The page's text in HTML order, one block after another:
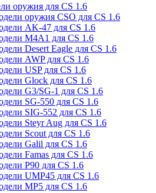
оружия для CS 1.6
оружия CSO для CS 1.6
AK-47 для CS 1.6
M4A1 для CS 1.6
Desert Eagle для CS 1.6
AWP для CS 1.6
USP для CS 1.6
Glock для CS 1.6
G3/SG-1 для CS 1.6
SG-550 для CS 1.6
SIG-552 для CS 1.6
Steyr Aug для CS 1.6
Scout для CS 1.6
Galil для CS 1.6
Famas для CS 1.6
P90 для CS 1.6
UMP45 для CS 1.6
MP5 для CS 1.6